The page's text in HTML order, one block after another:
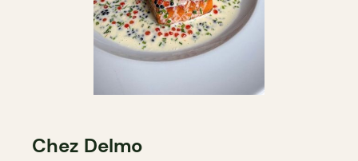
Chez Delmo